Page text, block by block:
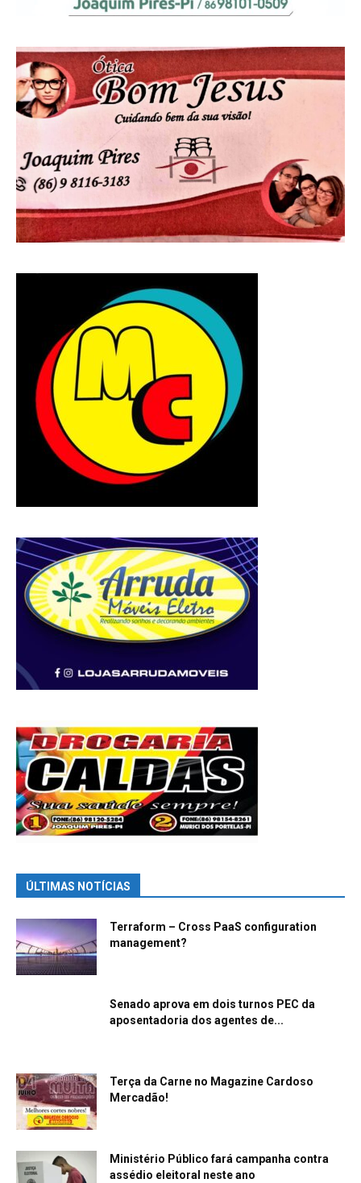
ÚLTIMAS NOTÍCIAS
Terraform – Cross PaaS configuration
management?
Senado aprova em dois turnos PEC da
aposentadoria dos agentes de...
Terça da Carne no Magazine Cardoso
Mercadão!
Ministério Público fará campanha contra
assédio eleitoral neste ano